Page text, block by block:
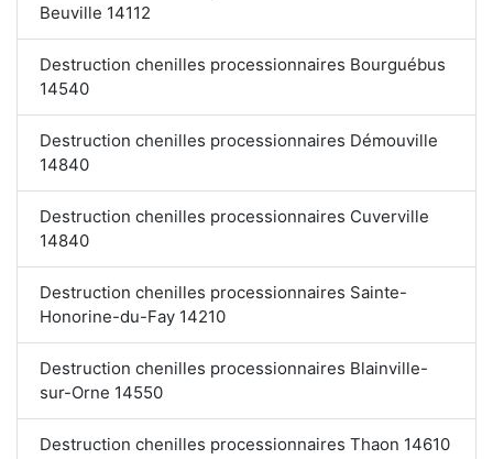
Beuville 14112
Destruction chenilles processionnaires Bourguébus
14540
Destruction chenilles processionnaires Démouville
14840
Destruction chenilles processionnaires Cuverville
14840
Destruction chenilles processionnaires Sainte-
Honorine-du-Fay 14210
Destruction chenilles processionnaires Blainville-
sur-Orne 14550
Destruction chenilles processionnaires Thaon 14610